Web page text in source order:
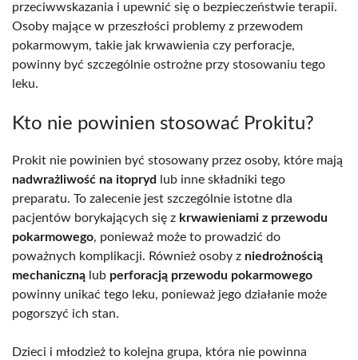
przeciwwskazania i upewnić się o bezpieczeństwie terapii.
Osoby mające w przeszłości problemy z przewodem
pokarmowym, takie jak krwawienia czy perforacje,
powinny być szczególnie ostrożne przy stosowaniu tego
leku.
Kto nie powinien stosować Prokitu?
Prokit nie powinien być stosowany przez osoby, które mają
nadwrażliwość na itopryd
lub inne składniki tego
preparatu. To zalecenie jest szczególnie istotne dla
pacjentów borykających się z krwawieniami z przewodu
pokarmowego, ponieważ może to prowadzić do
poważnych komplikacji. Również osoby z niedrożnością
mechaniczną lub perforacją przewodu pokarmowego
powinny unikać tego leku, ponieważ jego działanie może
pogorszyć ich stan.
Dzieci i młodzież to kolejna grupa, która nie powinna